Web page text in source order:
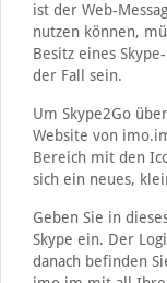
ist der Web-
nutzen können,
Besitz eines
der Fall sein.
Um Skype2Go
Website von
Bereich mit den
sich ein neues,
Geben Sie in
Skype ein. Der
danach befinden